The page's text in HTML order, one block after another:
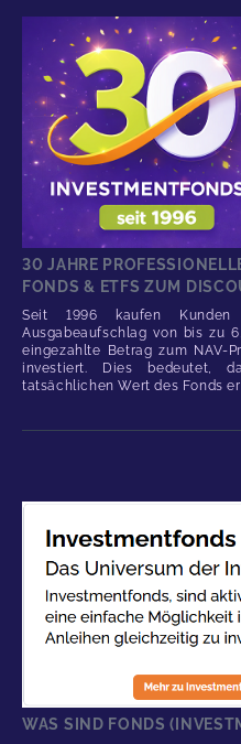
30 JAHRE
FONDS & ETFS ZUM
Seit 1996 kaufen
Ausgabeaufschlag von bis zu
eingezahlte Betrag zum NAV-
investiert. Dies bedeutet,
tatsächlichen Wert des Fonds
WAS SIND FONDS